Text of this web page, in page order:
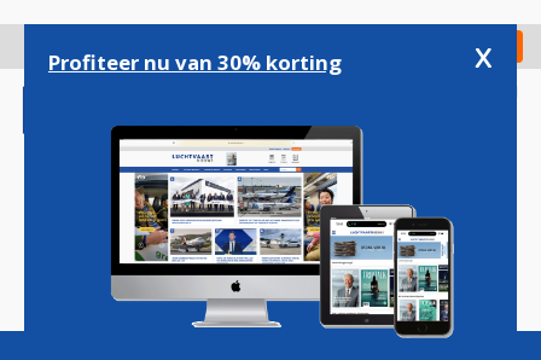
gaan
Check in
Magazine Podcasts Vacatures
Profiteer nu van 30% korting x